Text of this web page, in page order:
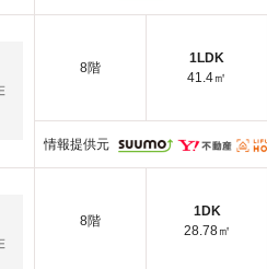
8階
1LDK
41.4㎡
情報提供元
8階
1DK
28.78㎡